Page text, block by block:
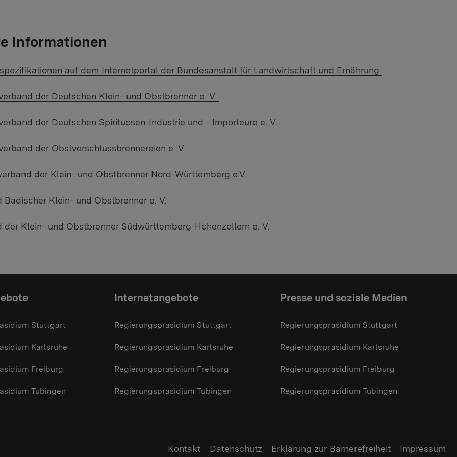
Informationen
Link: auf dem Internetportal der Bundesanstalt für Landwirtschaft und Ernährung
Link: der Deutschen Klein- und Obstbrenner e. V.
Link: der Deutschen Spirituosen-Industrie und - Importeure e. V.
Link: der Obstverschlussbrennereien e. V.
Link: der Klein- und Obstbrenner Nord-Württemberg e.V.
Link:
Badischer Klein- und Obstbrenner e. V.
Link:
der Klein- und Obstbrenner Südwürttemberg-Hohenzollern e. V.
Stuttgart
Karlsruhe
Freiburg
Tübingen
Internetangebote
Regierungspräsidium Stuttgart
Regierungspräsidium Karlsruhe
Regierungspräsidium Freiburg
Regierungspräsidium Tübingen
Presse und soziale Medien
Regierungspräsidium Stuttgart
Regierungspräsidium Karlsruhe
Regierungspräsidium Freiburg
Regierungspräsidium Tübingen
Kontakt Datenschutz Erklärung zur Barrierefreiheit Impressum